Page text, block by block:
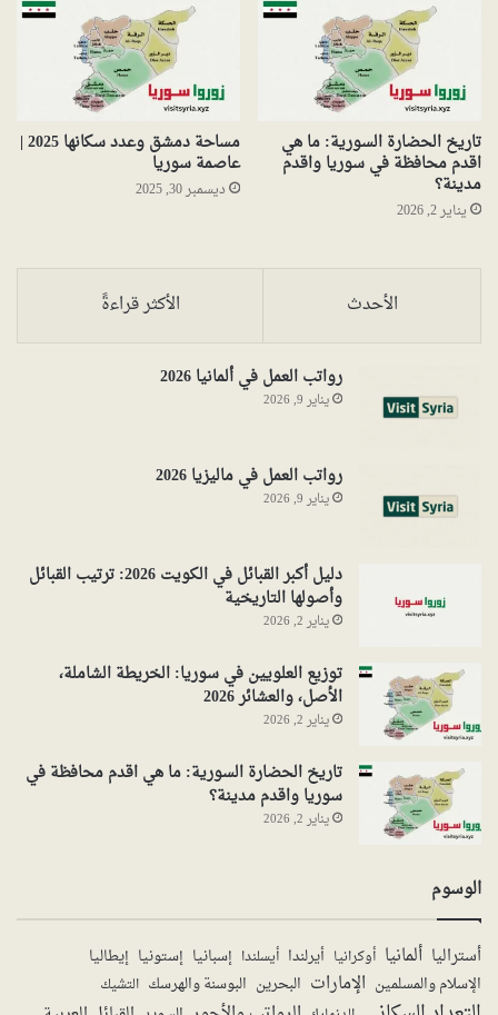
تاريخ الحضارة السورية: ما هي
اقدم محافظة في سوريا واقدم
مدينة؟
يناير 2, 2026
مساحة دمشق وعدد سكانها 2025 |
عاصمة سوريا
ديسمبر 30, 2025
الأحدث الأكثر قراءةً
رواتب العمل في ألمانيا 2026
يناير 9, 2026
رواتب العمل في ماليزيا 2026
يناير 9, 2026
دليل أكبر القبائل في الكويت 2026: ترتيب القبائل
وأصولها التاريخية
يناير 2, 2026
توزيع العلويين في سوريا: الخريطة الشاملة،
الأصل، والعشائر 2026
يناير 2, 2026
تاريخ الحضارة السورية: ما هي اقدم محافظة في
سوريا واقدم مدينة؟
يناير 2, 2026
الوسوم
أستراليا ألمانيا أوكرانيا أيرلندا أيسلندا إسبانيا إستونيا إيطاليا
الإسلام والمسلمين الإمارات البحرين البوسنة والهرسك التشيك